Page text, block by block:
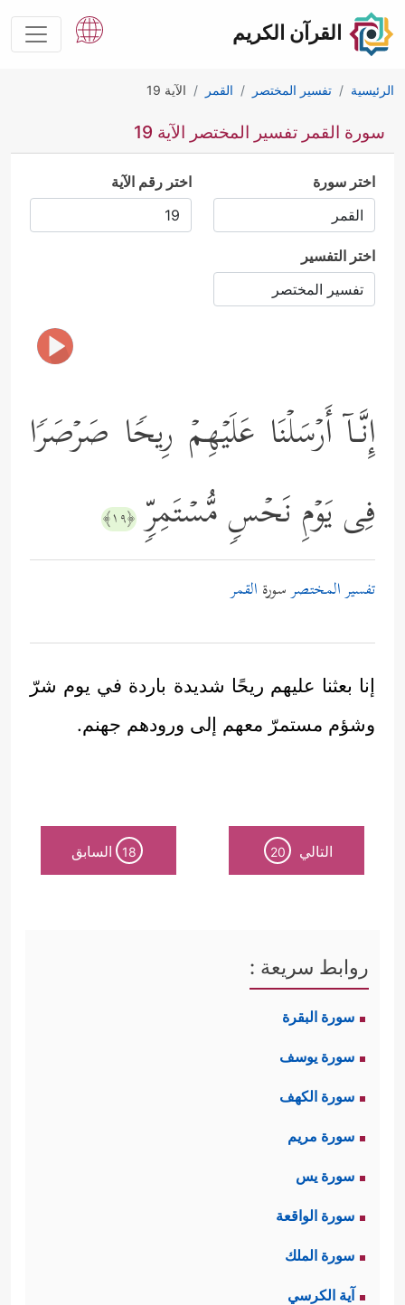
القرآن الكريم
الرئيسية تفسير المختصر القمر الآية 19
سورة القمر تفسير المختصر الآية 19
اختر سورة اختر رقم الآية
اختر التفسير
إِنَّـاۤ أَرۡسَلۡنَا عَلَیۡهِمۡ رِیحࣰا صَرۡصَرࣰا
فِی یَوۡمِ نَحۡسࣲ مُّسۡتَمِرࣲّ ﴿١٩﴾
تفسير المختصرسورة القمر
إنا بعثنا عليهم ريحًا شديدة باردة في يوم شرّ
وشؤم مستمرّ معهم إلى ورودهم جهنم.
التالي 20
18 السابق
روابط سريعة :
سورة البقرة
سورة يوسف
سورة الكهف
سورة مريم
سورة يس
سورة الواقعة
سورة الملك
آية الكرسي